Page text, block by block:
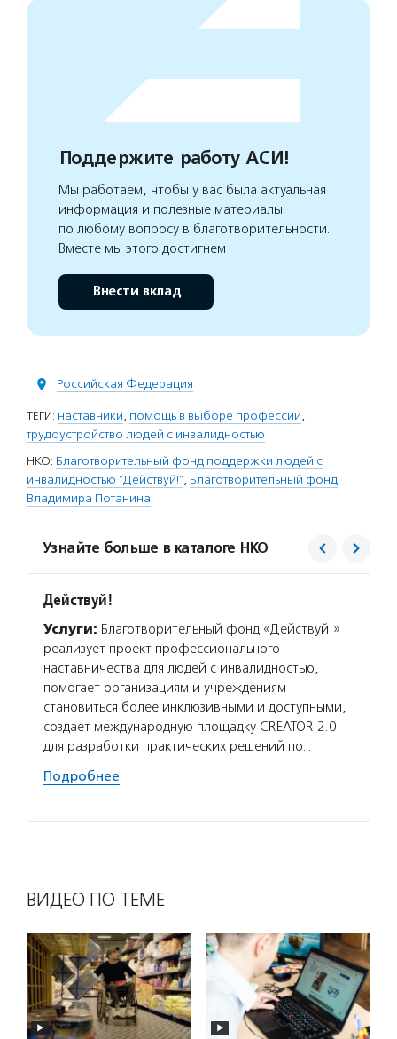
Поддержите работу АСИ!
Мы работаем, чтобы у вас была актуальная
информация и полезные материалы
по любому вопросу в благотворительности.
Вместе мы этого достигнем
Внести вклад
Российская Федерация
ТЕГИ: наставники, помощь в выборе профессии,
трудоустройство людей с инвалидностью
НКО: Благотворительный фонд поддержки людей с
инвалидностью "Действуй!", Благотворительный фонд
Владимира Потанина
Узнайте больше в каталоге НКО
Действуй!
Услуги: Благотворительный фонд «Действуй!»
реализует проект профессионального
наставничества для людей с инвалидностью,
помогает организациям и учреждениям
становиться более инклюзивными и доступными,
создает международную площадку CREATOR 2.0
для разработки практических решений по…
Подробнее
ВИДЕО ПО ТЕМЕ